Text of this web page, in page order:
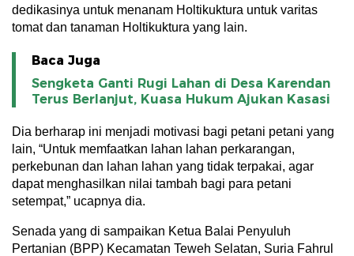
dedikasinya untuk menanam Holtikuktura untuk varitas
tomat dan tanaman Holtikuktura yang lain.
Baca Juga
Sengketa Ganti Rugi Lahan di Desa Karendan
Terus Berlanjut, Kuasa Hukum Ajukan Kasasi
Dia berharap ini menjadi motivasi bagi petani petani yang
lain, “Untuk memfaatkan lahan lahan perkarangan,
perkebunan dan lahan lahan yang tidak terpakai, agar
dapat menghasilkan nilai tambah bagi para petani
setempat,” ucapnya dia.
Senada yang di sampaikan Ketua Balai Penyuluh
Pertanian (BPP) Kecamatan Teweh Selatan, Suria Fahrul